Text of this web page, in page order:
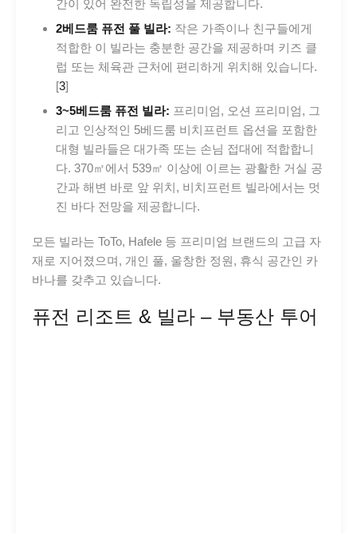
간이 있어 완전한 독립성을 제공합니다.
2베드룸 퓨전 풀 빌라: 작은 가족이나 친구들에게
적합한 이 빌라는 충분한 공간을 제공하며 키즈 클
럽 또는 체육관 근처에 편리하게 위치해 있습니다.
[3]
3~5베드룸 퓨전 빌라: 프리미엄, 오션 프리미엄, 그
리고 인상적인 5베드룸 비치프런트 옵션을 포함한
대형 빌라들은 대가족 또는 손님 접대에 적합합니
다. 370㎡에서 539㎡ 이상에 이르는 광활한 거실 공
간과 해변 바로 앞 위치, 비치프런트 빌라에서는 멋
진 바다 전망을 제공합니다.
모든 빌라는 ToTo, Hafele 등 프리미엄 브랜드의 고급 자
재로 지어졌으며, 개인 풀, 울창한 정원, 휴식 공간인 카
바나를 갖추고 있습니다.
퓨전 리조트 & 빌라 – 부동산 투어